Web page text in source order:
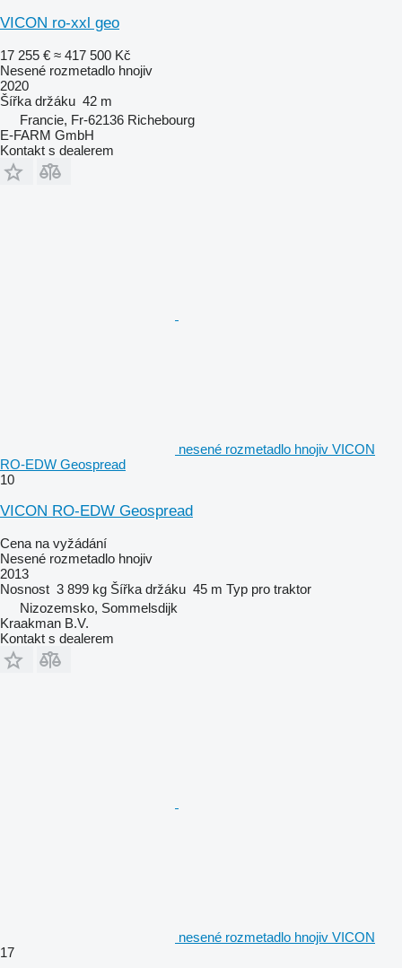
VICON ro-xxl geo
17 255 € ≈ 417 500 Kč
Nesené rozmetadlo hnojiv
2020
Šířka držáku 42 m
Francie, Fr-62136 Richebourg
E-FARM GmbH
Kontakt s dealerem
nesené rozmetadlo hnojiv VICON
RO-EDW Geospread
10
VICON RO-EDW Geospread
Cena na vyžádání
Nesené rozmetadlo hnojiv
2013
Nosnost 3 899 kg Šířka držáku 45 m Typ pro traktor
Nizozemsko, Sommelsdijk
Kraakman B.V.
Kontakt s dealerem
nesené rozmetadlo hnojiv VICON
17